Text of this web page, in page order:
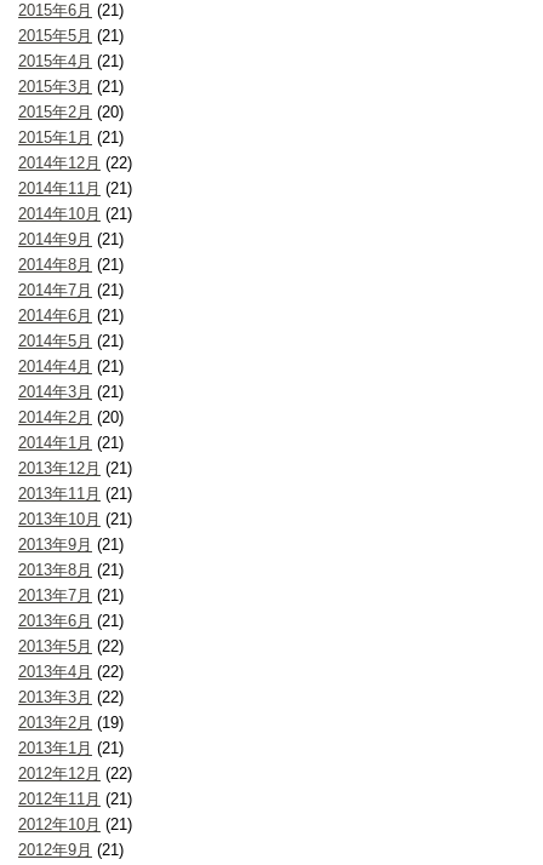
2015年6月 (21)
2015年5月 (21)
2015年4月 (21)
2015年3月 (21)
2015年2月 (20)
2015年1月 (21)
2014年12月 (22)
2014年11月 (21)
2014年10月 (21)
2014年9月 (21)
2014年8月 (21)
2014年7月 (21)
2014年6月 (21)
2014年5月 (21)
2014年4月 (21)
2014年3月 (21)
2014年2月 (20)
2014年1月 (21)
2013年12月 (21)
2013年11月 (21)
2013年10月 (21)
2013年9月 (21)
2013年8月 (21)
2013年7月 (21)
2013年6月 (21)
2013年5月 (22)
2013年4月 (22)
2013年3月 (22)
2013年2月 (19)
2013年1月 (21)
2012年12月 (22)
2012年11月 (21)
2012年10月 (21)
2012年9月 (21)